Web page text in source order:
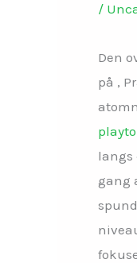
/
Den
på ,
langs
gang